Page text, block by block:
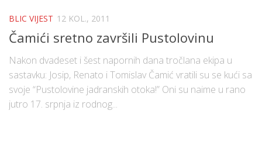
BLIC VIJEST 12 KOL., 2011
Čamići sretno završili Pustolovinu
Nakon dvadeset i šest napornih dana tročlana ekipa u
sastavku: Josip, Renato i Tomislav Čamić vratili su se kući sa
svoje “Pustolovine jadranskih otoka!” Oni su naime u rano
jutro 17. srpnja iz rodnog...